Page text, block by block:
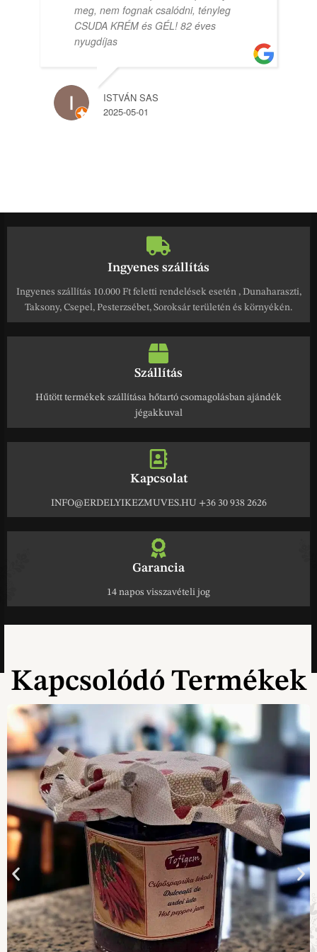
meg, nem fognak csalódni, tényleg
CSUDA KRÉM és GÉL! 82 éves
nyugdíjas
ISTVÁN SAS
2025-05-01
Ingyenes szállítás
Ingyenes szállítás 10.000 Ft feletti rendelések esetén , Dunaharaszti,
Taksony, Csepel, Pesterzsébet, Soroksár területén és környékén.
Szállítás
Hűtött termékek szállítása hőtartó csomagolásban ajándék
jégakkuval
Kapcsolat
INFO@ERDELYIKEZMUVES.HU +36 30 938 2626
Garancia
14 napos visszavételi jog
Kapcsolódó Termékek